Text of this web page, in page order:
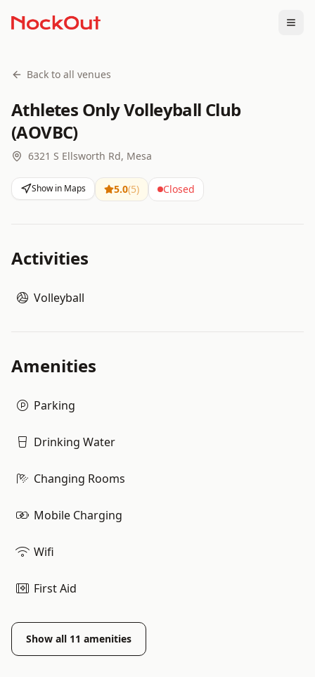
Back to all venues
Athletes Only Volleyball Club
(AOVBC)
6321 S Ellsworth Rd, Mesa
Show in Maps 5.0(5) Closed
Activities
Volleyball
Amenities
Parking
Drinking Water
Changing Rooms
Mobile Charging
Wifi
First Aid
Show all 11 amenities